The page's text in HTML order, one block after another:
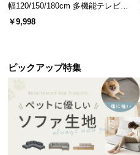
幅120/150/180cm 多機能テレビボ
ード 木目/石目調 オープン収納・
引き出し収納付き
￥9,998
ピックアップ特集